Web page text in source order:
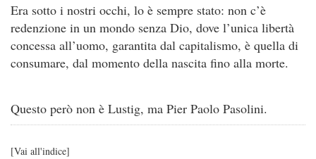
Era sotto i nostri occhi, lo è sempre stato: non c’è
redenzione in un mondo senza Dio, dove l’unica libertà
concessa all’uomo, garantita dal capitalismo, è quella di
consumare, dal momento della nascita fino alla morte.
Questo però non è Lustig, ma Pier Paolo Pasolini.
[Vai all'indice]